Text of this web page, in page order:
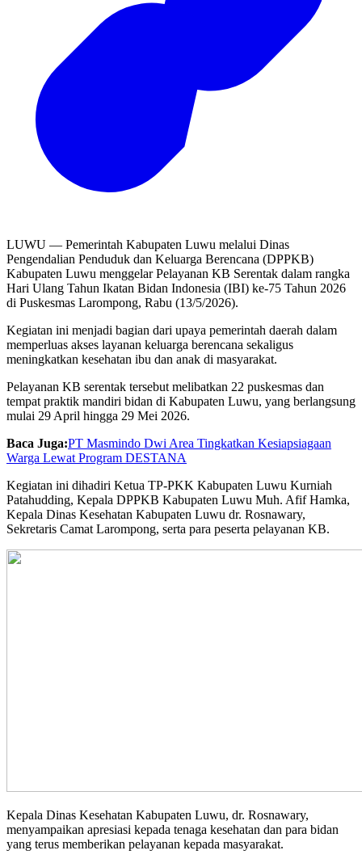
LUWU — Pemerintah Kabupaten Luwu melalui Dinas
Pengendalian Penduduk dan Keluarga Berencana (DPPKB)
Kabupaten Luwu menggelar Pelayanan KB Serentak dalam rangka
Hari Ulang Tahun Ikatan Bidan Indonesia (IBI) ke-75 Tahun 2026
di Puskesmas Larompong, Rabu (13/5/2026).
Kegiatan ini menjadi bagian dari upaya pemerintah daerah dalam
memperluas akses layanan keluarga berencana sekaligus
meningkatkan kesehatan ibu dan anak di masyarakat.
Pelayanan KB serentak tersebut melibatkan 22 puskesmas dan
tempat praktik mandiri bidan di Kabupaten Luwu, yang berlangsung
mulai 29 April hingga 29 Mei 2026.
Baca Juga:PT Masmindo Dwi Area Tingkatkan Kesiapsiagaan
Warga Lewat Program DESTANA
Kegiatan ini dihadiri Ketua TP-PKK Kabupaten Luwu Kurniah
Patahudding, Kepala DPPKB Kabupaten Luwu Muh. Afif Hamka,
Kepala Dinas Kesehatan Kabupaten Luwu dr. Rosnawary,
Sekretaris Camat Larompong, serta para peserta pelayanan KB.
Kepala Dinas Kesehatan Kabupaten Luwu, dr. Rosnawary,
menyampaikan apresiasi kepada tenaga kesehatan dan para bidan
yang terus memberikan pelayanan kepada masyarakat.